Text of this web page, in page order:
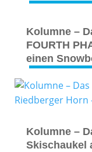
Kolumne –
FOURTH
einen
Kolumne –
Skischaukel